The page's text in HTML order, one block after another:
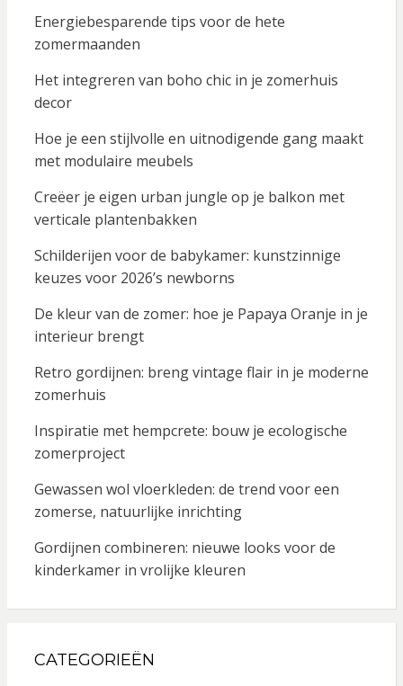
Energiebesparende tips voor de hete
zomermaanden
Het integreren van boho chic in je zomerhuis
decor
Hoe je een stijlvolle en uitnodigende gang maakt
met modulaire meubels
Creëer je eigen urban jungle op je balkon met
verticale plantenbakken
Schilderijen voor de babykamer: kunstzinnige
keuzes voor 2026’s newborns
De kleur van de zomer: hoe je Papaya Oranje in je
interieur brengt
Retro gordijnen: breng vintage flair in je moderne
zomerhuis
Inspiratie met hempcrete: bouw je ecologische
zomerproject
Gewassen wol vloerkleden: de trend voor een
zomerse, natuurlijke inrichting
Gordijnen combineren: nieuwe looks voor de
kinderkamer in vrolijke kleuren
CATEGORIEËN